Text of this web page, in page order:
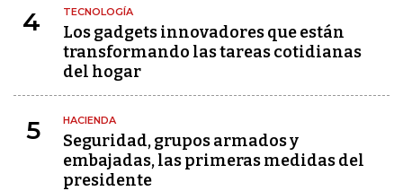
4 TECNOLOGÍA
Los gadgets innovadores que están
transformando las tareas cotidianas
del hogar
5 HACIENDA
Seguridad, grupos armados y
embajadas, las primeras medidas del
presidente